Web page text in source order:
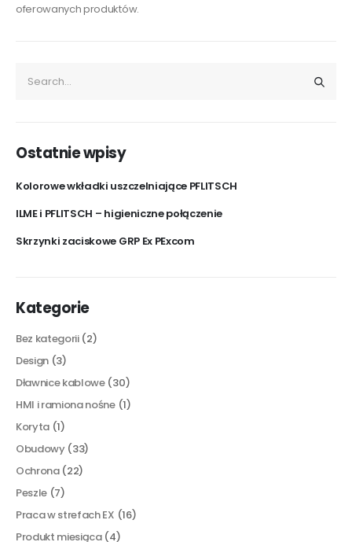
oferowanych produktów.
Ostatnie wpisy
Kolorowe wkładki uszczelniające PFLITSCH
ILME i PFLITSCH – higieniczne połączenie
Skrzynki zaciskowe GRP Ex PExcom
Kategorie
Bez kategorii(2)
Design (3)
Dławnice kablowe(30)
HMI i ramiona nośne(1)
Koryta (1)
Obudowy(33)
Ochrona(22)
Peszle (7)
Praca w strefach EX (16)
Produkt miesiąca(4)